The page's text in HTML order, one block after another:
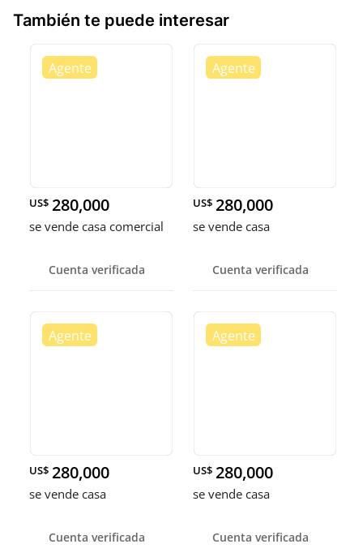
También te puede interesar
US$ 280,000
se vende casa comercial
Cuenta verificada
US$ 280,000
se vende casa
Cuenta verificada
US$ 280,000
se vende casa
Cuenta verificada
US$ 280,000
se vende casa
Cuenta verificada